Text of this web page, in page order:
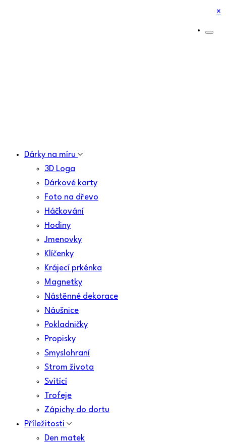
×
Dárky na míru
3D Loga
Dárkové karty
Foto na dřevo
Háčkování
Hodiny
Jmenovky
Klíčenky
Krájecí prkénka
Magnetky
Nástěnné dekorace
Náušnice
Pokladničky
Propisky
Smyslohraní
Strom života
Svítící
Trofeje
Zápichy do dortu
Příležitosti
Den matek